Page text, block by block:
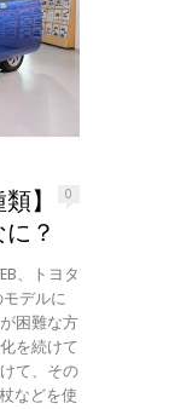
0
】
？
、トヨタ
デルに
困難な方
を続けて
て、その
などを使